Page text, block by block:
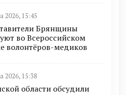
2026, 15:45
Брянщины
во Всероссийском
волонтёров-медиков
2026, 15:38
области обсудили